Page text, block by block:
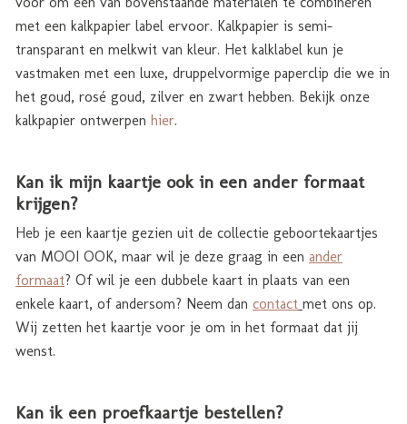
met een kalkpapier label ervoor. Kalkpapier is semi-
transparant en melkwit van kleur. Het kalklabel kun je
vastmaken met een luxe, druppelvormige paperclip die we in
het goud, rosé goud, zilver en zwart hebben. Bekijk onze
kalkpapier ontwerpen hier.
Kan ik mijn kaartje ook in een ander formaat
krijgen?
Heb je een kaartje gezien uit de collectie geboortekaartjes
van MOOI OOK, maar wil je deze graag in een ander
formaat? Of wil je een dubbele kaart in plaats van een
enkele kaart, of andersom? Neem dan contact met ons op.
Wij zetten het kaartje voor je om in het formaat dat jij
wenst.
Kan ik een proefkaartje bestellen?